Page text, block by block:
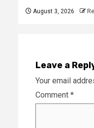
August 3, 2026
Leave a
Your email
Comment *